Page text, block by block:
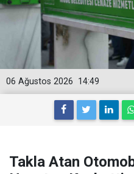
14:49
06 Ağustos 2026
Takla Atan